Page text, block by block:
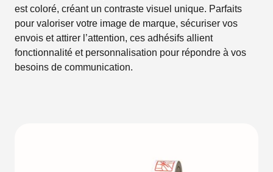
est coloré, créant un contraste visuel unique. Parfaits
pour valoriser votre image de marque, sécuriser vos
envois et attirer l’attention, ces adhésifs allient
fonctionnalité et personnalisation pour répondre à vos
besoins de communication.